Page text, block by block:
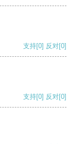
支持[0] 反对[0]
支持[0] 反对[0]